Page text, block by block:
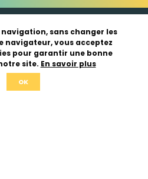
sans changer les
navigateur, vous acceptez
pour garantir une bonne
site. En savoir plus
OK